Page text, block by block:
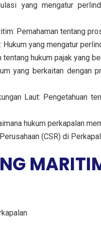
yang mengatur
Pemahaman tentang
Hukum yang mengatur
tentang hukum pajak yang
yang berkaitan
Laut: Pengetahuan
hukum perkapalan
(CSR) di